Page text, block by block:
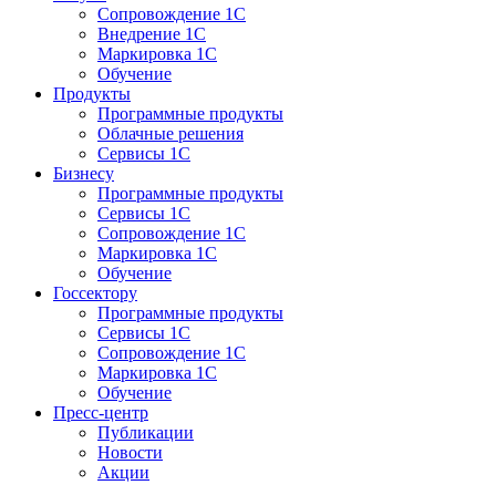
Сопровождение 1С
Внедрение 1С
Маркировка 1С
Обучение
Продукты
Программные продукты
Облачные решения
Сервисы 1С
Бизнесу
Программные продукты
Сервисы 1С
Сопровождение 1С
Маркировка 1С
Обучение
Госсектору
Программные продукты
Сервисы 1С
Сопровождение 1С
Маркировка 1С
Обучение
Пресс-центр
Публикации
Новости
Акции